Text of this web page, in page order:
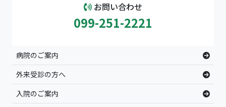
お問い合わせ
099-251-2221
病院のご案内
外来受診の方へ
入院のご案内